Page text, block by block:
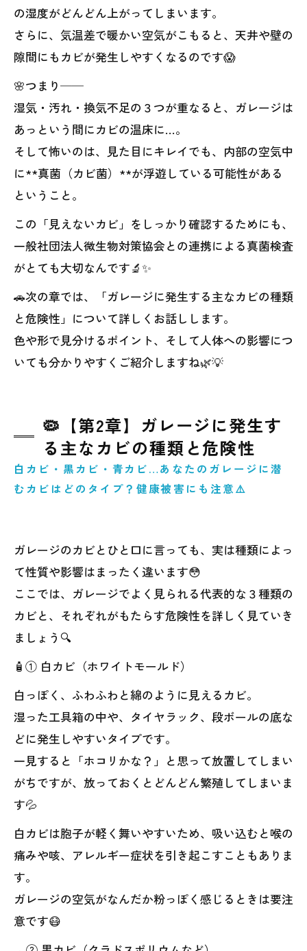
の湿度がどんどん上がってしまいます。
さらに、気温差で暖かい空気がこもると、天井や壁の
隙間にもカビが発生しやすくなるのです😱
🌸つまり──
湿気・汚れ・換気不足の３つが重なると、ガレージは
あっという間にカビの温床に…。
そして怖いのは、見た目にキレイでも、内部の空気中
に**真菌（カビ菌）**が浮遊している可能性がある
ということ。
この「見えないカビ」をしっかり確認するためにも、
一般社団法人微生物対策協会との連携による真菌検査
がとても大切なんです🔬✨
🚗次の章では、「ガレージに発生する主なカビの種類
と危険性」について詳しくお話しします。
色や形で見分けるポイント、そして人体への影響につ
いても分かりやすくご紹介しますね🌿💡
🦠【第2章】ガレージに発生す
る主なカビの種類と危険性
白カビ・黒カビ・青カビ…あなたのガレージに潜
むカビはどのタイプ？健康被害にも注意⚠️
ガレージのカビとひと口に言っても、実は種類によっ
て性質や影響はまったく違います😳
ここでは、ガレージでよく見られる代表的な３種類の
カビと、それぞれがもたらす危険性を詳しく見ていき
ましょう🔍
🧴① 白カビ（ホワイトモールド）
白っぽく、ふわふわと綿のように見えるカビ。
湿った工具箱の中や、タイヤラック、段ボールの底な
どに発生しやすいタイプです。
一見すると「ホコリかな？」と思って放置してしまい
がちですが、放っておくとどんどん繁殖してしまいま
す💦
白カビは胞子が軽く舞いやすいため、吸い込むと喉の
痛みや咳、アレルギー症状を引き起こすこともありま
す。
ガレージの空気がなんだか粉っぽく感じるときは要注
意です😷